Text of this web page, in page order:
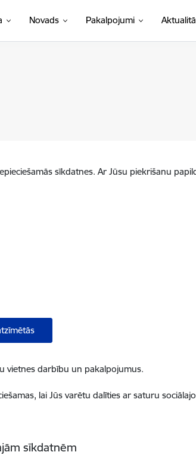
Novads Pakalpojumi
sīkdatnes. Ar Jūsu piekrišanu
vietnes darbību un pakalpojumus.
lai Jūs varētu dalīties ar saturu
sīkdatnēm